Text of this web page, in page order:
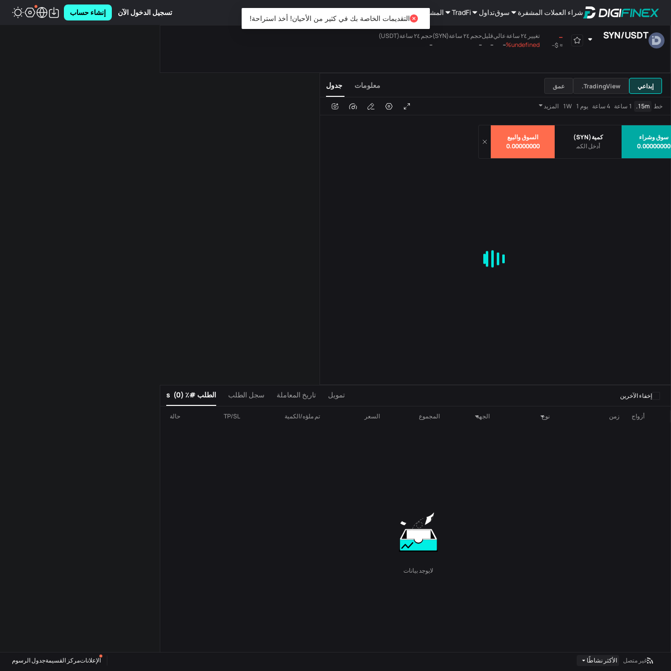
شراء العملات المشفرة سوقتداول TradFi المشتقات تسجيل الدخول الآن إنشاء حساب
سوق وشراء
0.00000000
كمية(
SYN
)
السوق والبيع
0.00000000
SYN/USDT
--
≈
$--
تغيير ٢٤ ساعة
undefined%
عالي
--
قليل
--
حجم ٢٤ ساعة(SYN)
--
حجم ٢٤ ساعة(USDT)
--
الجميع اللوحة الرئيسية
أزواج الصوت
جدول معلومات إبداعي TradingView. عمق
خط 15m. 1 ساعة 4 ساعة يوم 1 1W المزيد
الطلب #٪ s (0) سجل الطلب تاريخ المعاملة تمويل إخفاء الآخرين
أزواج زمن نوع الجهة المجموع السعر تم ملؤه/الكمية TP/SL حالة
لايوجد بيانات
غير متصل الأكثر نشاطًا الإعلاناتمركز القسيمةجدول الرسوم
التقديمات الخاصة بك في كثير من الأحيان! أخذ استراحة!